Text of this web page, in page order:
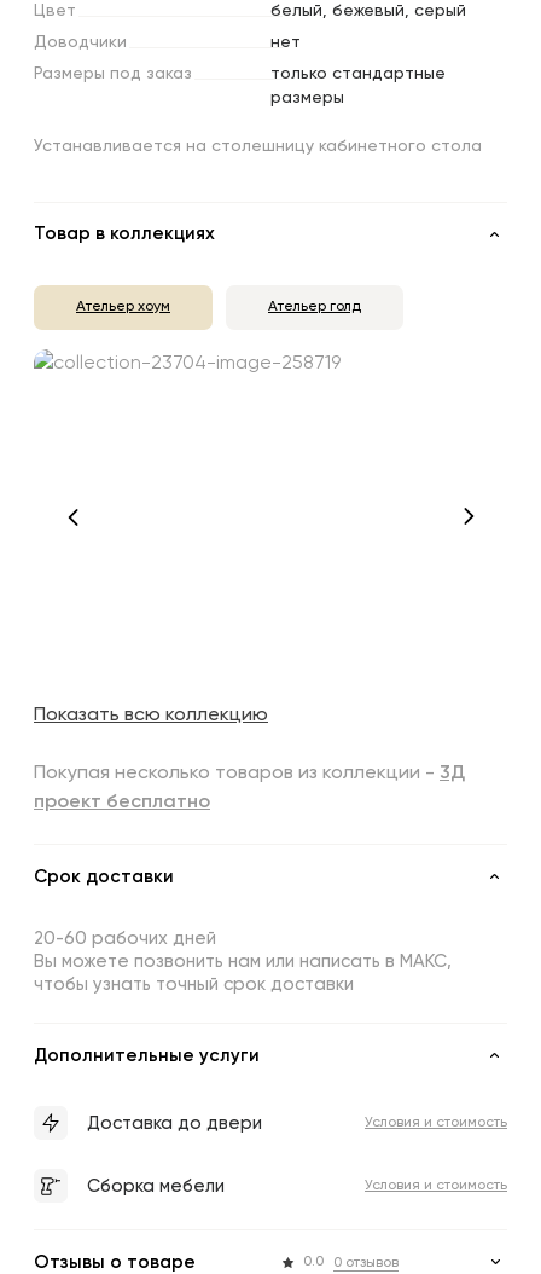
Цвет
белый, бежевый, серый
Доводчики
нет
Размеры под заказ
только стандартные
размеры
Устанавливается на столешницу кабинетного стола
Товар в коллекциях
Ательер хоум Ательер голд
Показать всю коллекцию
Покупая несколько товаров из коллекции - 3Д
проект бесплатно
Срок доставки
20-60 рабочих дней
Вы можете позвонить нам или написать в МАКС,
чтобы узнать точный срок доставки
Дополнительные услуги
Доставка до двери Условия и стоимость
Сборка мебели Условия и стоимость
Отзывы о товаре 0.0 0 отзывов